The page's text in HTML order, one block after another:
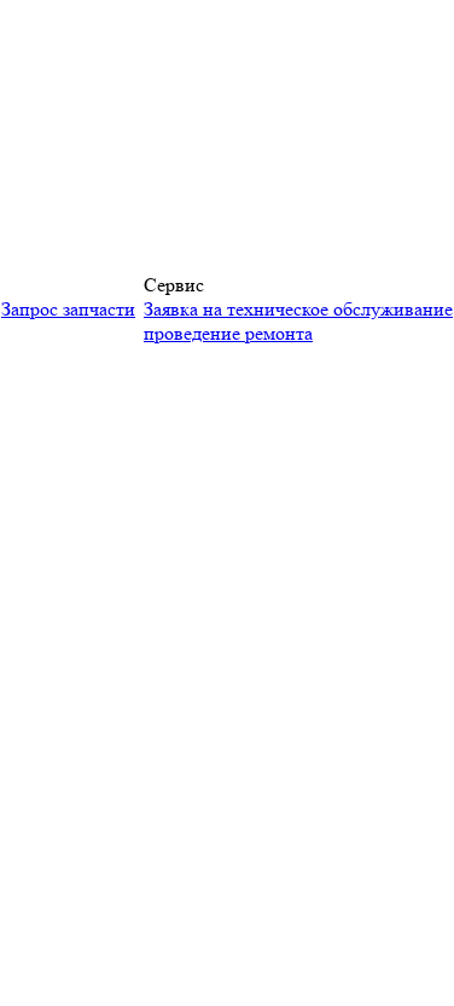
Запрос запчасти
Сервис
Заявка на техническое обслуживание
проведение ремонта